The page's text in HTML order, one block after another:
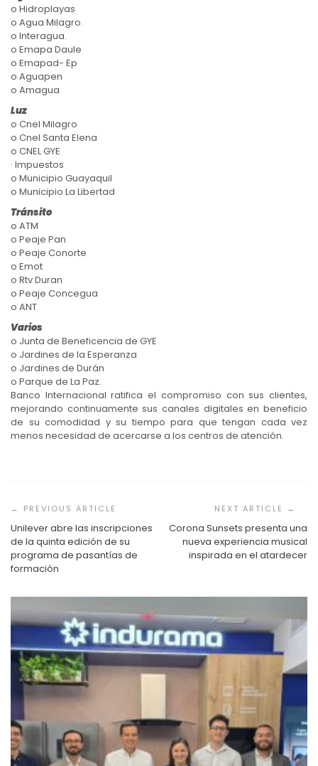
o Hidroplayas
o Agua Milagro.
o Interagua.
o Emapa Daule
o Emapad- Ep
o Aguapen
o Amagua
Luz
o Cnel Milagro
o Cnel Santa Elena
o CNEL GYE
· Impuestos
o Municipio Guayaquil
o Municipio La Libertad
Tránsito
o ATM
o Peaje Pan
o Peaje Conorte
o Emot
o Rtv Duran
o Peaje Concegua
o ANT
Varios
o Junta de Beneficencia de GYE
o Jardines de la Esperanza
o Jardines de Durán
o Parque de La Paz.
Banco Internacional ratifica el compromiso con sus clientes,
mejorando continuamente sus canales digitales en beneficio
de su comodidad y su tiempo para que tengan cada vez
menos necesidad de acercarse a los centros de atención.
de
entradas
Unilever abre las inscripciones
de la quinta edición de su
programa de pasantías de
formación
Corona Sunsets presenta una
nueva experiencia musical
inspirada en el atardecer